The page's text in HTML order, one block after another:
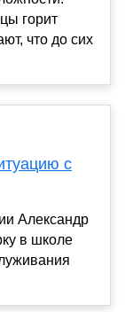
горит
что до сих
с
Александр
в школе